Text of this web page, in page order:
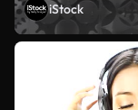
iStock